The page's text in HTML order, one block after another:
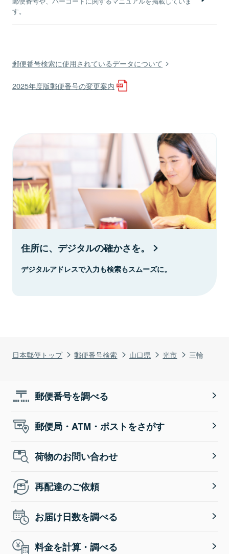
日本郵便トップ 郵便番号検索 山口県 光市 三輪
す。
郵便番号検索に使用されているデータについて
2025年度版郵便番号の変更案内
住所に、デジタルの確かさを。
デジタルアドレスで入力も検索もスムーズに。
郵便番号を調べる
郵便局・ATM・ポストをさがす
荷物のお問い合わせ
再配達のご依頼
お届け日数を調べる
料金を計算・調べる